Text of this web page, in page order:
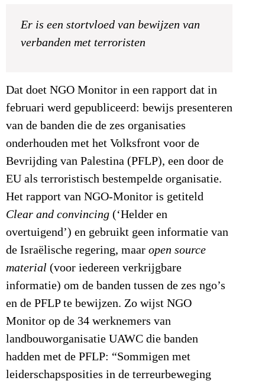
Er is een stortvloed van bewijzen van
verbanden met terroristen
Dat doet NGO Monitor in een rapport dat in
februari werd gepubliceerd: bewijs presenteren
van de banden die de zes organisaties
onderhouden met het Volksfront voor de
Bevrijding van Palestina (PFLP), een door de
EU als terroristisch bestempelde organisatie.
Het rapport van NGO-Monitor is getiteld
Clear and convincing (‘Helder en
overtuigend’) en gebruikt geen informatie van
de Israëlische regering, maar open source
material (voor iedereen verkrijgbare
informatie) om de banden tussen de zes ngo’s
en de PFLP te bewijzen. Zo wijst NGO
Monitor op de 34 werknemers van
landbouworganisatie UAWC die banden
hadden met de PFLP: “Sommigen met
leiderschapsposities in de terreurbeweging